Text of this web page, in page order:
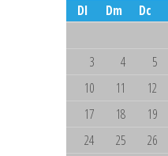
Dl
Dm Dc
3
4 5
10
11 12
17
18 19
24
25 26